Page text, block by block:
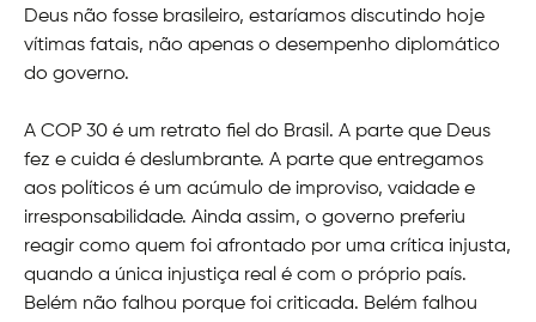
Deus não fosse brasileiro, estaríamos discutindo hoje
vítimas fatais, não apenas o desempenho diplomático
do governo.
A COP 30 é um retrato fiel do Brasil. A parte que Deus
fez e cuida é deslumbrante. A parte que entregamos
aos políticos é um acúmulo de improviso, vaidade e
irresponsabilidade. Ainda assim, o governo preferiu
reagir como quem foi afrontado por uma crítica injusta,
quando a única injustiça real é com o próprio país.
Belém não falhou porque foi criticada. Belém falhou